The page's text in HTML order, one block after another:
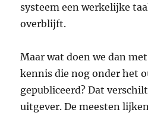
systeem een werkelijke
overblijft.
Maar wat doen we dan
kennis die nog onder het
gepubliceerd? Dat
uitgever. De meesten